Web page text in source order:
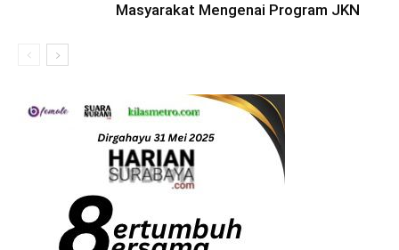
Masyarakat Mengenai Program JKN